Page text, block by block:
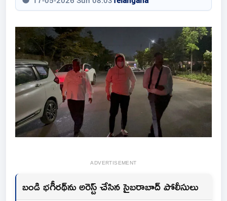
ADVERTISEMENT
బండి భగీరథ్‌ను అరెస్ట్ చేసిన సైబరాబాద్ పోలీసులు